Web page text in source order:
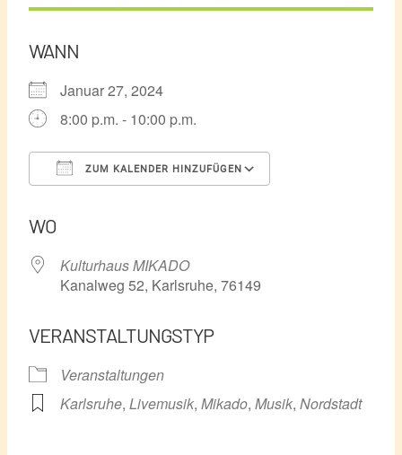
WANN
Januar 27, 2024
8:00 p.m. - 10:00 p.m.
ZUM KALENDER HINZUFÜGEN
WO
Kulturhaus MIKADO
Kanalweg 52, Karlsruhe, 76149
VERANSTALTUNGSTYP
Veranstaltungen
Karlsruhe, Livemusik, Mikado, Musik, Nordstadt